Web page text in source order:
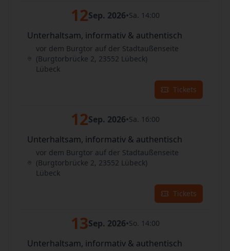
12Sep. 2026•Sa. 14:00
Unterhaltsam, informativ & authentisch
vor dem Burgtor auf der Stadtaußenseite
(Burgtorbrücke 2, 23552 Lübeck)
Lübeck
Tickets
12Sep. 2026•Sa. 16:00
Unterhaltsam, informativ & authentisch
vor dem Burgtor auf der Stadtaußenseite
(Burgtorbrücke 2, 23552 Lübeck)
Lübeck
Tickets
13Sep. 2026•So. 14:00
Unterhaltsam, informativ & authentisch